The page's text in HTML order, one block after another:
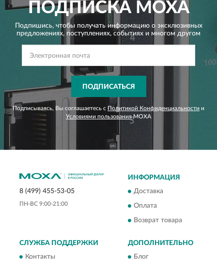
ПОДПИСКАMOXA
Подпишись, чтобы получать информацию о эксклюзивных
предложениях, поступлениях, событиях и многом другом
ПОДПИСАТЬСЯ
Подписываясь, Вы соглашаетесь с Политикой Конфиденциальности и
Условиями пользованияMOXA
8 (499) 455-53-05
ПН-ВС 9:00-21:00
ИНФОРМАЦИЯ
Доставка
Оплата
Возврат товара
СЛУЖБА ПОДДЕРЖКИ
Контакты
ДОПОЛНИТЕЛЬНО
Блог